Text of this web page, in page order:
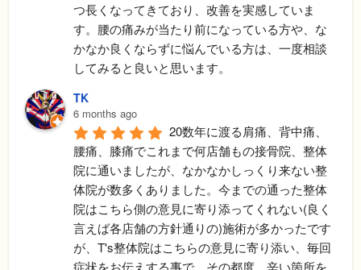
つ長くなってきており、改善を実感していま
す。腰の痛みが当たり前になっている方や、な
かなか良くならずに悩んでいる方は、一度相談
してみると良いと思います。
TK
6 months ago
20数年に渡る肩痛、背中痛、
腰痛、膝痛でこれまで何店舗もの接骨院、整体
院に通いましたが、なかなかしっくり来ない整
体院が数多くありました。今までの通った整体
院はこちら側の意見に寄り添ってくれない(良く
言えば各店舗の方針通りの)施術が多かったです
が、T's整体院はこちらの意見に寄り添い、毎回